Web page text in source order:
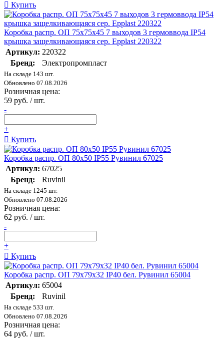
Купить
Коробка распр. ОП 75х75х45 7 выходов 3 гермоввода IP54
крышка защелкивающаяся сер. Epplast 220322
Артикул: 220322
Бренд:
Электропромпласт
На складе 143 шт.
Обновлено 07.08.2026
Розничная цена:
59 руб. / шт.
-
+
Купить
Коробка распр. ОП 80х50 IP55 Рувинил 67025
Артикул: 67025
Бренд:
Ruvinil
На складе 1245 шт.
Обновлено 07.08.2026
Розничная цена:
62 руб. / шт.
-
+
Купить
Коробка распр. ОП 79х79х32 IP40 бел. Рувинил 65004
Артикул: 65004
Бренд:
Ruvinil
На складе 533 шт.
Обновлено 07.08.2026
Розничная цена:
64 руб. / шт.